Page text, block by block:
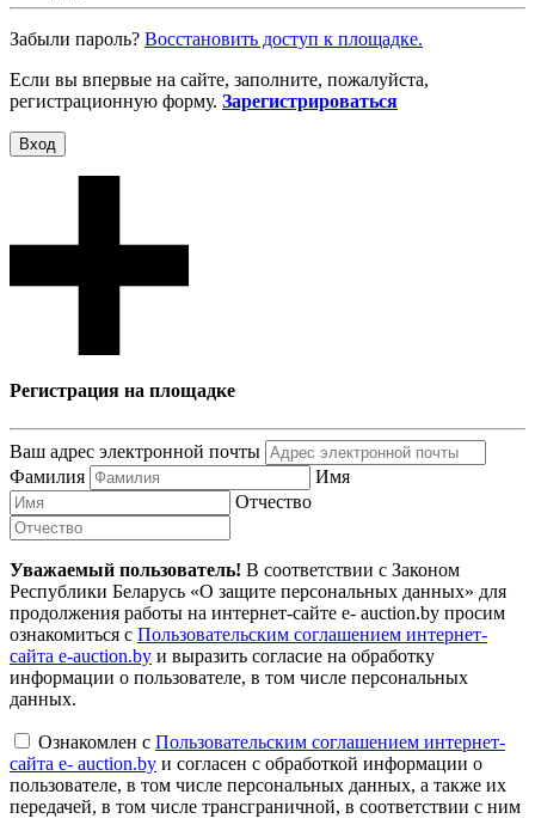
Забыли пароль? Восcтановить доступ к площадке.
Если вы впервые на сайте, заполните, пожалуйста,
регистрационную форму. Зарегистрироваться
Вход
Регистрация на площадке
Ваш адрес электронной почты
Фамилия
Имя
Отчество
Уважаемый пользователь! В соответствии с Законом
Республики Беларусь «О защите персональных данных» для
продолжения работы на интернет-сайте e- auction.by просим
ознакомиться с Пользовательским соглашением интернет-
сайта e-auction.by и выразить согласие на обработку
информации о пользователе, в том числе персональных
данных.
Ознакомлен с Пользовательским соглашением интернет-
сайта e- auction.by и согласен с обработкой информации о
пользователе, в том числе персональных данных, а также их
передачей, в том числе трансграничной, в соответствии с ним